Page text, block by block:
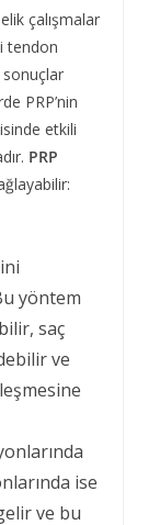
çalışmalar
tendon
sonuçlar
PRP’nin
etkili
PRP
yöntem
saç
ve
ise
ve bu